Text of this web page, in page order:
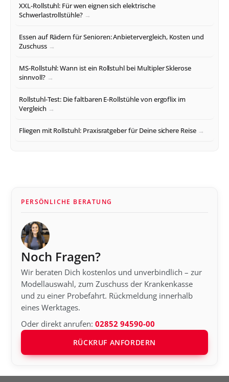
XXL-Rollstuhl: Für wen eignen sich elektrische
Schwerlastrollstühle?
Essen auf Rädern für Senioren: Anbietervergleich, Kosten und
Zuschuss
MS-Rollstuhl: Wann ist ein Rollstuhl bei Multipler Sklerose
sinnvoll?
Rollstuhl-Test: Die faltbaren E-Rollstühle von ergoflix im
Vergleich
Fliegen mit Rollstuhl: Praxisratgeber für Deine sichere Reise
PERSÖNLICHE BERATUNG
Noch Fragen?
Wir beraten Dich kostenlos und unverbindlich – zur
Modellauswahl, zum Zuschuss der Krankenkasse
und zu einer Probefahrt. Rückmeldung innerhalb
eines Werktages.
Oder direkt anrufen:02852 94590-00
RÜCKRUF ANFORDERN